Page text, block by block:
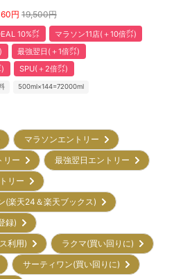
円 19,500円
10%㌽
マラソン11店(＋10倍㌽)
最強翌日(＋1倍㌽)
SPU(＋2倍㌽)
500ml×144=72000ml
マラソンエントリー
リー
最強翌日エントリー
トリー
(楽天24＆楽天ブックス)
登録)
ス利用)
ラクマ(買い回りに)
サーティワン(買い回りに)